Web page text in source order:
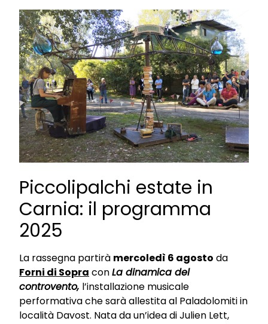
Piccolipalchi estate in
Carnia: il programma
2025
La rassegna partirà mercoledì 6 agosto da
Forni di Sopra conLa dinamica del
controvento, l’installazione musicale
performativa che sarà allestita al Paladolomiti in
località Davost. Nata da un’idea di Julien Lett,